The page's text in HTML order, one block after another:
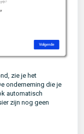
zie je het
onderneming die je
automatisch
zijn nog geen